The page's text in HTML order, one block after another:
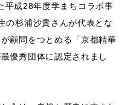
平成28年度学まちコラボ事
の杉浦沙貴さんが代表とな
顧問をつとめる「京都精華
優秀団体に認定されまし